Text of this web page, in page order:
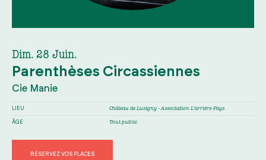
Dim. 28 Juin.
Parenthèses Circassiennes
Cie Manie
LIEU Château de Lusigny - Association L’arrière-Pays
ÂGE Tout public
RÉSERVEZ VOS PLACES